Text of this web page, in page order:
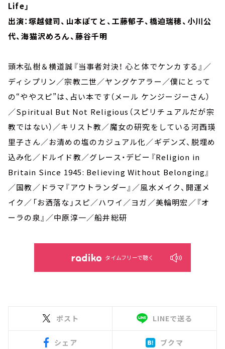
Life」
出演：塚越健司、山本ぽてと、工藤郁子、橋迫瑞穂、小川公
代、海猫沢めろん、藤谷千明
頭木弘樹＆横道誠『当事者対決！ 心と体でケンカする』／
ディシプリン／宗教二世／ヤングケアラー／僕にとって
の“ややスピ”は、占い本です（メール ケンジージーさん）
／Spiritual But Not Religious（スピリチュアルだが宗
教ではない）／キリスト教／魔女の研究をしている河西瑛
里子さん／お清めの塩のカジュアル化／ギデンズ、脱埋め
込み化／ドルイド教／グレース・デビー『Religion in
Britain Since 1945: Believing Without Belonging』
／国教／ドラマ『アウトランダー』／風水メイク、開運メ
イク／「お洒落な」スピ／ハワイ／ヨガ／美輪明宏／『オ
ーラの泉』／中原淳一／船井総研
タイムフリーで聴く
ポスト LINEで送る
シェア ブクマ